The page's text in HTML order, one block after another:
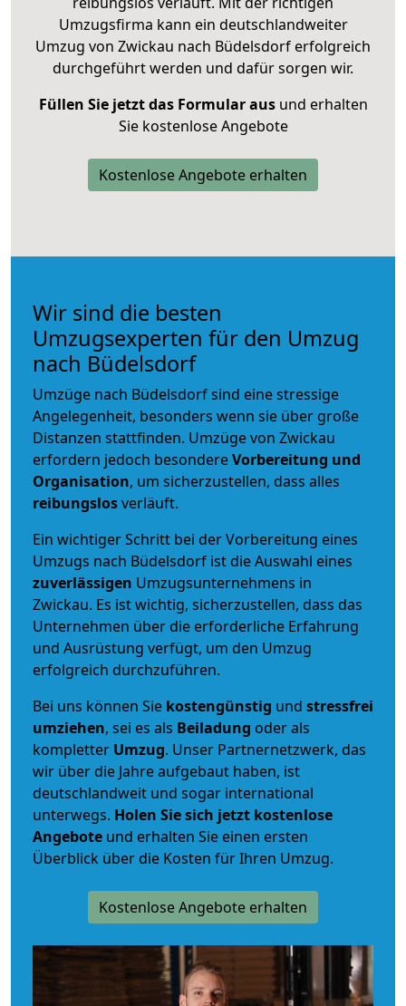
Umzugsfirma kann ein deutschlandweiter
Umzug von Zwickau nach Büdelsdorf erfolgreich
durchgeführt werden und dafür sorgen wir.
Füllen Sie jetzt das Formular ausund erhalten
Sie kostenlose Angebote
Kostenlose Angebote erhalten
Wir sind die besten
Umzugsexperten für den Umzug
nach Büdelsdorf
Umzüge nach Büdelsdorf sind eine stressige
Angelegenheit, besonders wenn sie über große
Distanzen stattfinden. Umzüge von Zwickau
erfordern jedoch besondereVorbereitung und
Organisation, um sicherzustellen, dass alles
reibungslosverläuft.
Ein wichtiger Schritt bei der Vorbereitung eines
Umzugs nach Büdelsdorf ist die Auswahl eines
zuverlässigen Umzugsunternehmens in
Zwickau. Es ist wichtig, sicherzustellen, dass das
Unternehmen über die erforderliche Erfahrung
und Ausrüstung verfügt, um den Umzug
erfolgreich durchzuführen.
Bei uns können Sie kostengünstig und stressfrei
umziehen, sei es als Beiladung oder als
kompletter Umzug. Unser Partnernetzwerk, das
wir über die Jahre aufgebaut haben, ist
deutschlandweit und sogar international
unterwegs. Holen Sie sich jetzt kostenlose
Angebote und erhalten Sie einen ersten
Überblick über die Kosten für Ihren Umzug.
Kostenlose Angebote erhalten